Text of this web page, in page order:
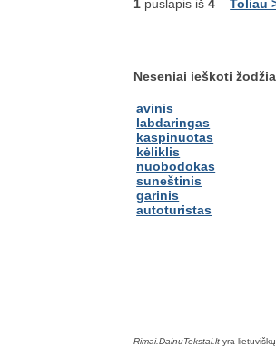
1 puslapis iš4 Toliau
Neseniai ieškoti
avinis
labdaringas
kaspinuotas
kėliklis
nuobodokas
suneštinis
garinis
autoturistas
Rimai.DainuTekstai.lt yra